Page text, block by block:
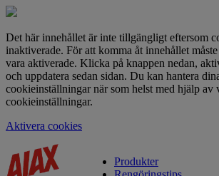
Det här innehållet är inte tillgängligt eftersom
inaktiverade. För att komma åt innehållet
vara aktiverade. Klicka på knappen nedan,
och uppdatera sedan sidan. Du kan hantera
cookieinställningar när som helst med hjälp av
cookieinställningar.
Aktivera cookies
Produkter